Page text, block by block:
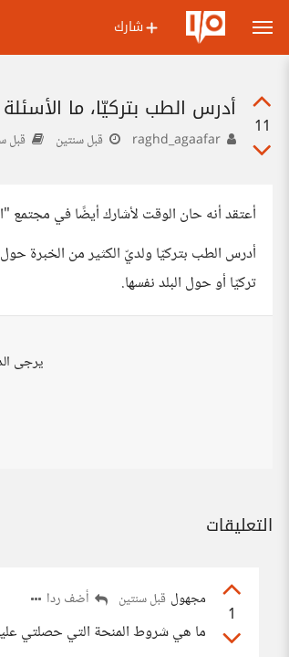
شارك
11
أدرس الطب بتركيّا، ما
قبل سنتين قبل
أعتقد أنه حان الوقت لأشارك أيضًا في مجتمع
أدرس الطب بتركيّا ولديّ الكثير من الخبرة
تركيّا أو حول البلد نفسها.
يرجى
التعليقات
1
مجهول قبل سنتين أضف ردا
ما هي شروط المنحة التي حصلتي